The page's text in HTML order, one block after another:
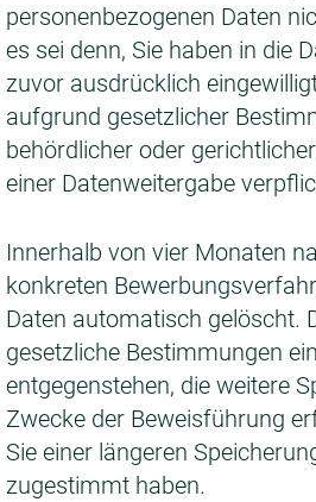
personenbezogenen Daten
es sei denn, Sie haben in die
zuvor ausdrücklich
aufgrund gesetzlicher
behördlicher oder
einer Datenweitergabe
Innerhalb von vier Monaten
konkreten
Daten automatisch gelöscht.
gesetzliche Bestimmungen
entgegenstehen, die weitere
Zwecke der Beweisführung
Sie einer längeren
zugestimmt haben.